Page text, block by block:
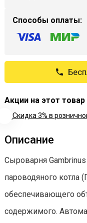
Способы оплаты:
Акции на этот товар
Описание
Сыроварня
пароводяного котла
обеспечивающего
содержимого.